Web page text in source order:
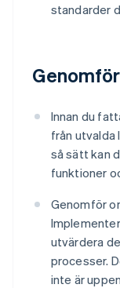
standarder
Innan du
från utvalda
så sätt kan
funktioner
Genomför
utvärdera
processer.
inte är